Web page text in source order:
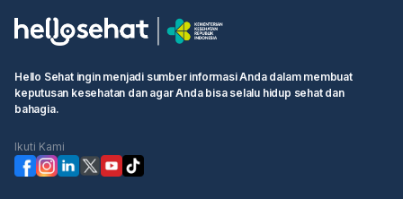
Hello Sehat ingin menjadi sumber informasi Anda dalam membuat
keputusan kesehatan dan agar Anda bisa selalu hidup sehat dan
bahagia.
Ikuti Kami